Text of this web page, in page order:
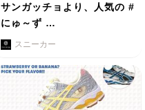
サンガッチョより、人気の #
にゅ～ず …
スニーカー